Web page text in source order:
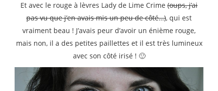
Et avec le rouge à lèvres Lady de Lime Crime (oups, j’ai
pas vu que j’en avais mis un peu de côté…), qui est
vraiment beau ! J’avais peur d’avoir un énième rouge,
mais non, il a des petites paillettes et il est très lumineux
avec son côté irisé ! 🙂